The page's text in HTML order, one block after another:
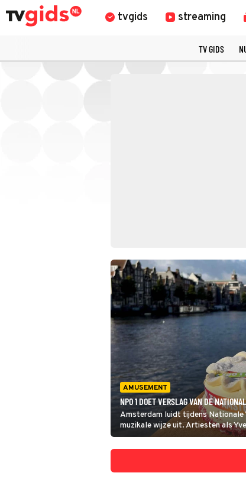
tvgids streaming
TV GIDS
AMUSEMENT
NPO 1 DOET VERSLAG VAN DE
Amsterdam luidt tijdens Nationale
muzikale wijze uit. Artiesten als